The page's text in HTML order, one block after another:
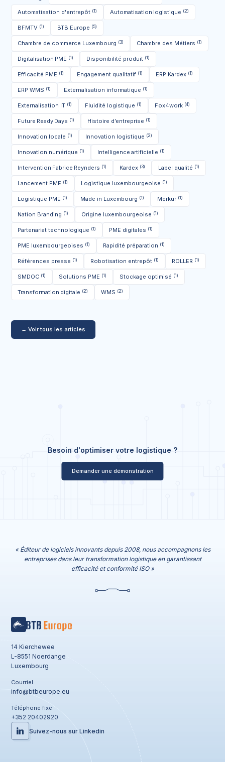
Automatisation d'entrepôt (1) Automatisation logistique (2)
BFMTV (1) BTB Europe (5)
Chambre de commerce Luxembourg (3) Chambre des Métiers (1)
Digitalisation PME (1) Disponibilité produit (1)
Efficacité PME (1) Engagement qualitatif (1) ERP Kardex (1)
ERP WMS (1) Externalisation informatique (1)
Externalisation IT (1) Fluidité logistique (1) Fox4work (4)
Future Ready Days (1) Histoire d’entreprise (1)
Innovation locale (1) Innovation logistique (2)
Innovation numérique (1) Intelligence artificielle (1)
Intervention Fabrice Reynders (1) Kardex (3) Label qualité (1)
Lancement PME (1) Logistique luxembourgeoise (1)
Logistique PME (1) Made in Luxembourg (1) Merkur (1)
Nation Branding (1) Origine luxembourgeoise (1)
Partenariat technologique (1) PME digitales (1)
PME luxembourgeoises (1) Rapidité préparation (1)
Références presse (1) Robotisation entrepôt (1) ROLLER (1)
SMDOC (1) Solutions PME (1) Stockage optimisé (1)
Transformation digitale (2) WMS (2)
← Voir tous les articles
Besoin d'optimiser votre logistique ?
Demander une démonstration
« Éditeur de logiciels innovants depuis 2008, nous accompagnons les
entreprises dans leur transformation logistique en garantissant
efficacité et conformité ISO »
14 Kierchewee
L-8551 Noerdange
Luxembourg
Courriel
info@btbeurope.eu
Téléphone fixe
+352 20402920
Suivez-nous sur Linkedin